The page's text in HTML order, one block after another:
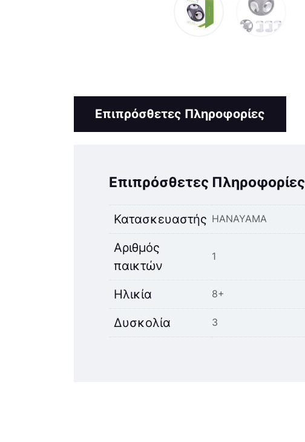
Επιπρόσθετες Πληροφορίες
Επιπρόσθετες Πληροφορίες
Κατασκευαστής HANAYAMA
Αριθμός
παικτών
1
Ηλικία 8+
Δυσκολία 3